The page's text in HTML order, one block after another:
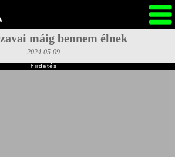
máig bennem élnek
2024-05-09
hirdetés